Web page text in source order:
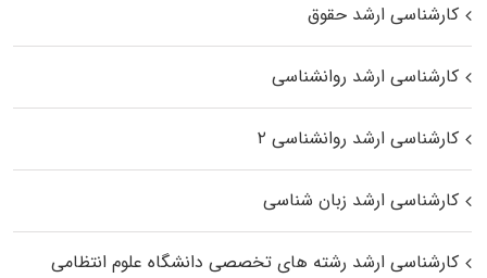
کارشناسی ارشد حقوق
کارشناسی ارشد روانشناسی
کارشناسی ارشد روانشناسی ۲
کارشناسی ارشد زبان شناسی
کارشناسی ارشد رﺷﺘﻪ ﻫﺎی تخصصی داﻧﺸﮕﺎه ﻋﻠﻮم انتظامی